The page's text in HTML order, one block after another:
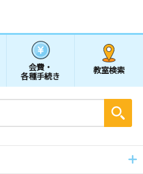
会費・
各種手続き
教室検索